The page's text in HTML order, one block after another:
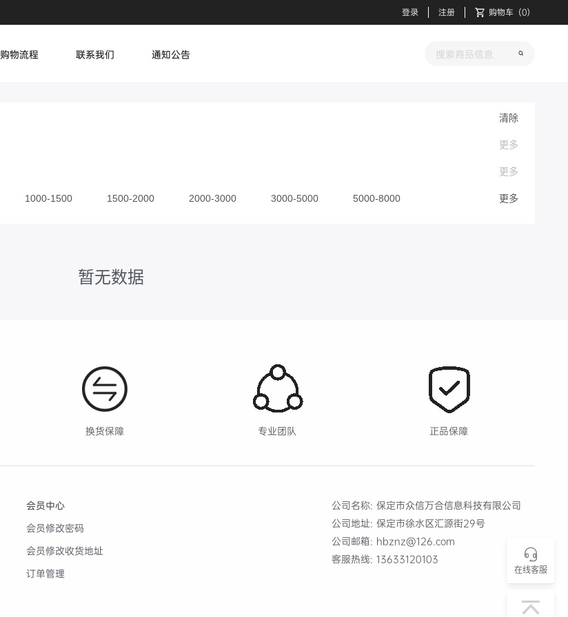
登录 注册 购物车 （0）
购物流程 联系我们 通知公告
清除
更多
更多
1000-1500 1500-2000 2000-3000 3000-5000 5000-8000 更多
暂无数据
换货保障 专业团队 正品保障
会员中心
会员修改密码
会员修改收货地址
订单管理
公司名称: 保定市众信万合信息科技有限公司
公司地址: 保定市徐水区汇源街29号
公司邮箱: hbznz@126.com
客服热线: 13633120103
在线客服